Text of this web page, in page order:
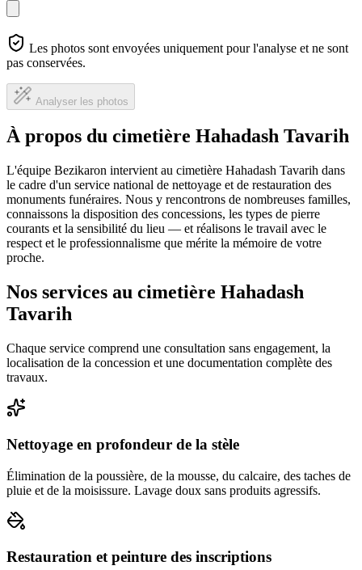
Les photos sont envoyées uniquement pour l'analyse et ne sont
pas conservées.
Analyser les photos
À propos du cimetière Hahadash Tavarih
L'équipe Bezikaron intervient au cimetière Hahadash Tavarih dans
le cadre d'un service national de nettoyage et de restauration des
monuments funéraires. Nous y rencontrons de nombreuses familles,
connaissons la disposition des concessions, les types de pierre
courants et la sensibilité du lieu — et réalisons le travail avec le
respect et le professionnalisme que mérite la mémoire de votre
proche.
Nos services au cimetière Hahadash
Tavarih
Chaque service comprend une consultation sans engagement, la
localisation de la concession et une documentation complète des
travaux.
Nettoyage en profondeur de la stèle
Élimination de la poussière, de la mousse, du calcaire, des taches de
pluie et de la moisissure. Lavage doux sans produits agressifs.
Restauration et peinture des inscriptions